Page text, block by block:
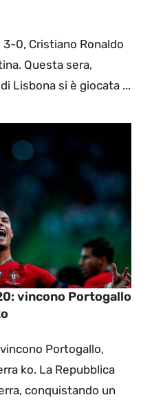
0, Cristiano Ronaldo
Questa sera,
Lisbona si è giocata ...
vincono Portogallo
Portogallo,
ko. La Repubblica
conquistando un